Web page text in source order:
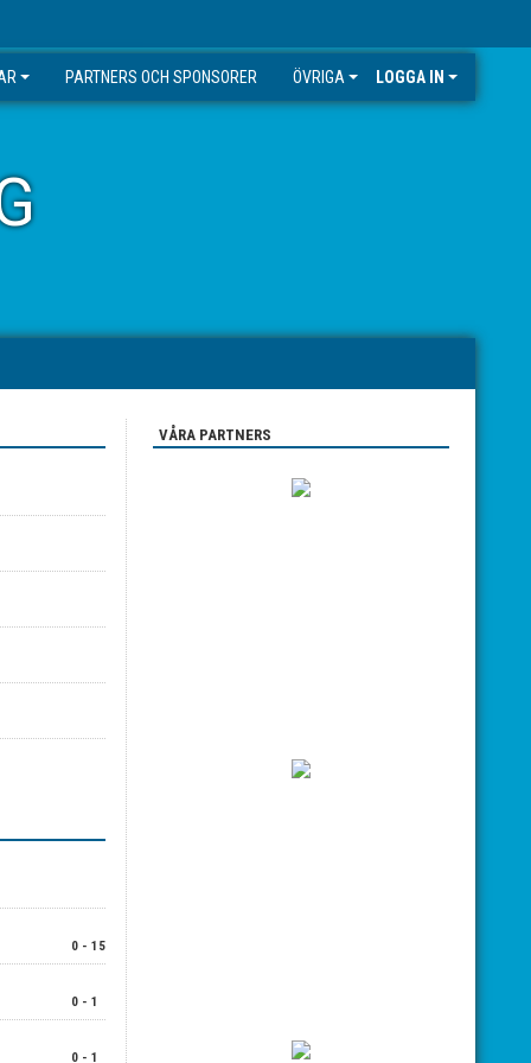
PARTNERS OCH SPONSORER ÖVRIGA LOGGA IN
0 - 15
0 - 1
0 - 1
VÅRA PARTNERS